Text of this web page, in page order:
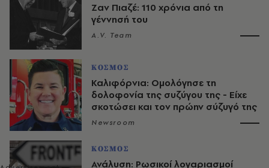
Ζαν Πιαζέ: 110 χρόνια από τη
γέννησή του
A.V. Team
ΚΟΣΜΟΣ
Καλιφόρνια: Ομολόγησε τη
δολοφονία της συζύγου της - Είχε
σκοτώσει και τον πρώην σύζυγό της
Newsroom
ΚΟΣΜΟΣ
Ανάλυση: Ρωσικοί λογαριασμοί